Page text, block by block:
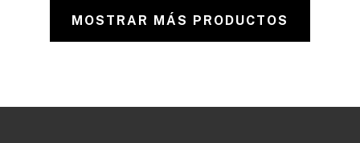
MOSTRAR MÁS PRODUCTOS